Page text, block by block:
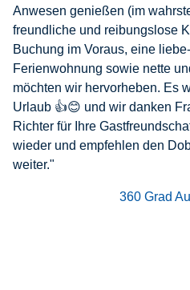
Anwesen genießen (im
freundliche und reibungslose
Buchung im Voraus, eine
Ferienwohnung sowie nette
möchten wir hervorheben. Es
Urlaub 👍😊 und wir danken
Richter für Ihre
wieder und empfehlen den
weiter."
360 Grad